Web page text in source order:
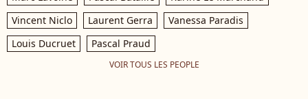
Vincent Niclo
Laurent Gerra
Vanessa Paradis
Louis Ducruet
Pascal Praud
VOIR TOUS LES PEOPLE